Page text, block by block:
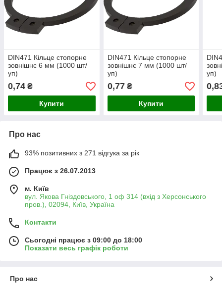
DIN471 Кільце стопорне
зовнішнє 6 мм (1000 шт/
уп)
0,74 ₴
Купити
DIN471 Кільце стопорне
зовнішнє 7 мм (1000 шт/
уп)
0,77₴
Купити
уп)
Про нас
93% позитивних з 271 відгука за рік
Працює з 26.07.2013
м. Київ
вул. Якова Гніздовського, 1 оф 314 (вхід з Херсонського
пров.), 02094, Київ, Україна
Контакти
Сьогодні працює з 09:00 до 18:00
Показати весь графік роботи
Про нас